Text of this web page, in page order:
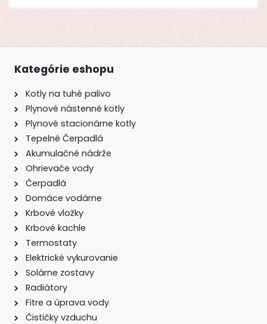
Kategórie eshopu
Kotly na tuhé palivo
Plynové nástenné kotly
Plynové stacionárne kotly
Tepelné Čerpadlá
Akumulačné nádrže
Ohrievače vody
Čerpadlá
Domáce vodárne
Krbové vložky
Krbové kachle
Termostaty
Elektrické vykurovanie
Solárne zostavy
Radiátory
Fitre a úprava vody
Čističky vzduchu